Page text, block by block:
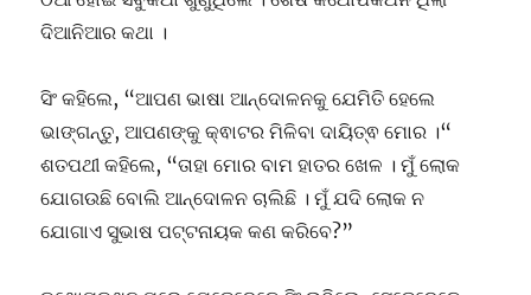
ଦିଆନିଆର କଥା ।
ସିଂ କହିଲେ, “ଆପଣ ଭାଷା ଆନ୍ଦୋଳନକୁ ଯେମିତି ହେଲେ
ଭାଙ୍ଗନ୍ତୁ, ଆପଣଙ୍କୁ କ୍ଵାଟର ମିଳିବା ଦାୟିତ୍ଵ ମୋର ।“
ଶତପଥୀ କହିଲେ, “ତାହା ମୋର ବାମ ହାତର ଖେଳ । ମୁଁ ଲୋକ
ଯୋଗଉଛି ବୋଲି ଆନ୍ଦୋଳନ ଚାଲିଛି । ମୁଁ ଯଦି ଲୋକ ନ
ଯୋଗାଏ ସୁଭାଷ ପଟ୍ଟନାୟକ କଣ କରିବେ?”